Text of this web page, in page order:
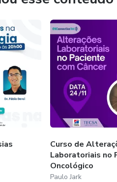
Curso de
Laboratoriais no
Oncológico
Paulo Jark